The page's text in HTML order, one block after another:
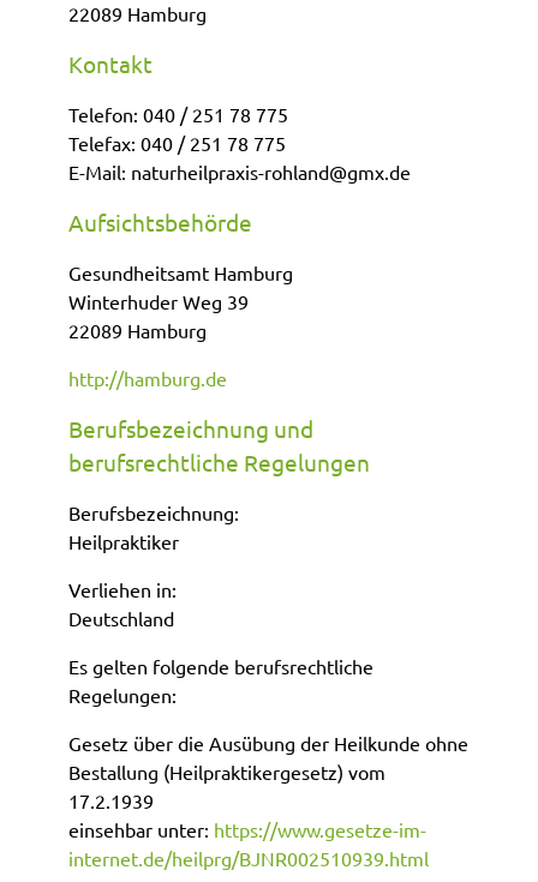
22089 Hamburg
Kontakt
Telefon: 040 / 251 78 775
Telefax: 040 / 251 78 775
E-Mail: naturheilpraxis-rohland@gmx.de
Aufsichtsbehörde
Gesundheitsamt Hamburg
Winterhuder Weg 39
22089 Hamburg
http://hamburg.de
Berufsbezeichnung und
berufsrechtliche Regelungen
Berufsbezeichnung:
Heilpraktiker
Verliehen in:
Deutschland
Es gelten folgende berufsrechtliche
Regelungen:
Gesetz über die Ausübung der Heilkunde ohne
Bestallung (Heilpraktikergesetz) vom
17.2.1939
einsehbar unter: https://www.gesetze-im-
internet.de/heilprg/BJNR002510939.html